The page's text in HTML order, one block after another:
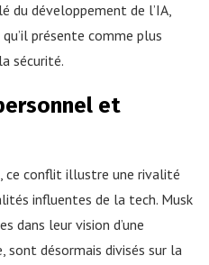
du développement de l’IA,
présente comme plus
sécurité.
et
ce conflit illustre une rivalité
influentes de la tech. Musk
dans leur vision d’une
désormais divisés sur la